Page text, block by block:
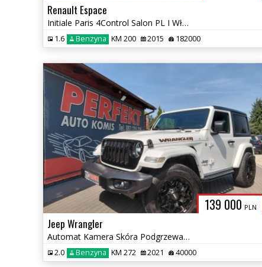
Renault Espace
Initiale Paris 4Control Salon PL I Właściciel Serwis Bezwypadek
1.6 Benzyna KM 200 2015 182000
139 000 PLN
Jeep Wrangler
Automat Kamera Skóra Podgrzewane fotele
2.0 Benzyna KM 272 2021 40000